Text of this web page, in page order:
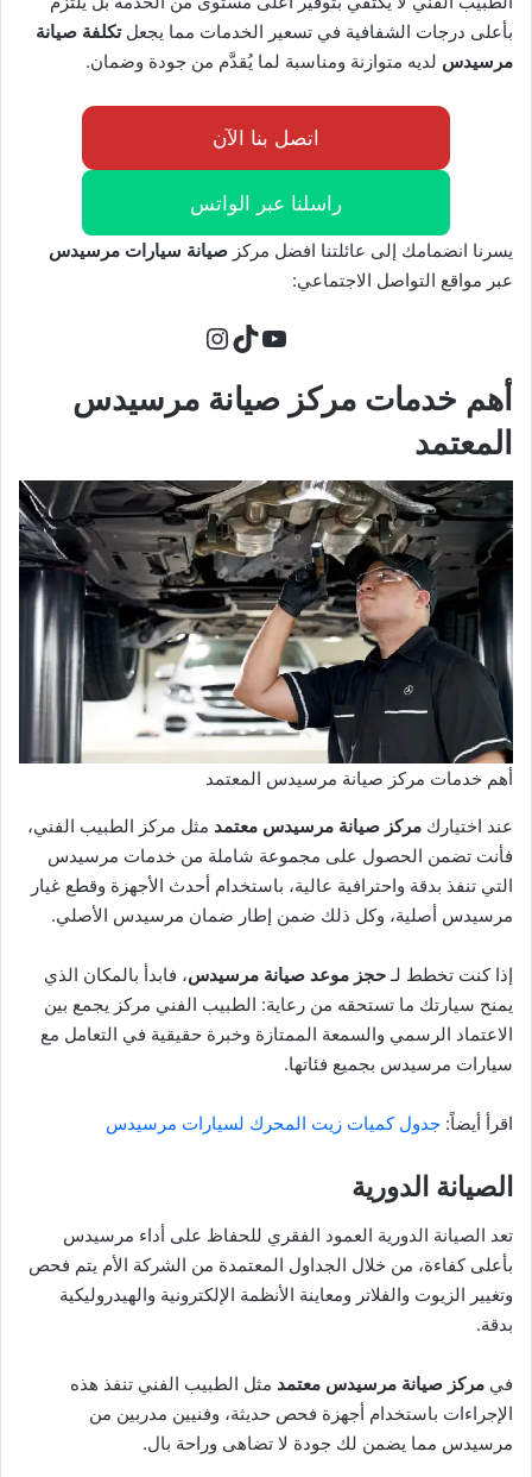
بأعلى درجات الشفافية في تسعير الخدمات مما يجعلتكلفة صيانة
مرسيدس لديه متوازنة ومناسبة لما يُقدَّم من جودة وضمان.
اتصل بنا الآن
راسلنا عبر الواتس
يسرنا انضمامك إلى عائلتنا افضل مركز صيانة سيارات مرسيدس
عبر مواقع التواصل الاجتماعي:
يوتيوب
تيك توكإنستجرام
أهم خدمات مركز صيانة مرسيدس
المعتمد
أهم خدمات مركز صيانة مرسيدس المعتمد
عند اختيارك مركز صيانة مرسيدس معتمد مثل مركز الطبيب الفني،
فأنت تضمن الحصول على مجموعة شاملة من خدمات مرسيدس
التي تنفذ بدقة واحترافية عالية، باستخدام أحدث الأجهزة وقطع غيار
مرسيدس أصلية، وكل ذلك ضمن إطار ضمان مرسيدس الأصلي.
إذا كنت تخطط لـحجز موعد صيانة مرسيدس، فابدأ بالمكان الذي
يمنح سيارتك ما تستحقه من رعاية: الطبيب الفني مركز يجمع بين
الاعتماد الرسمي والسمعة الممتازة وخبرة حقيقية في التعامل مع
سيارات مرسيدس بجميع فئاتها.
اقرأ أيضاً: جدول كميات زيت المحرك لسيارات مرسيدس
الصيانة الدورية
تعد الصيانة الدورية العمود الفقري للحفاظ على أداء مرسيدس
بأعلى كفاءة، من خلال الجداول المعتمدة من الشركة الأم يتم فحص
وتغيير الزيوت والفلاتر ومعاينة الأنظمة الإلكترونية والهيدروليكية
بدقة.
في مركز صيانة مرسيدس معتمد مثل الطبيب الفني تنفذ هذه
الإجراءات باستخدام أجهزة فحص حديثة، وفنيين مدربين من
مرسيدس مما يضمن لك جودة لا تضاهى وراحة بال.